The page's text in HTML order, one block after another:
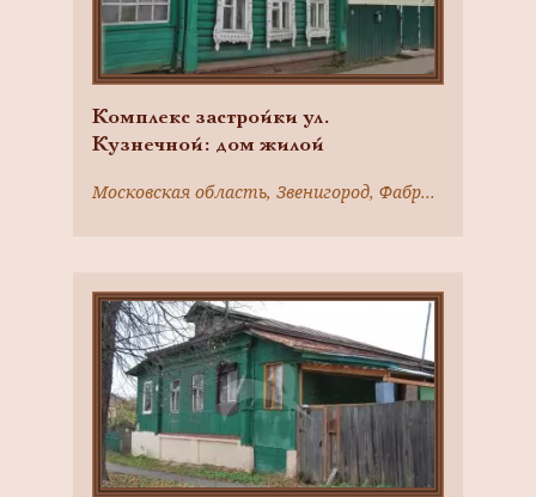
Комплекс застройки ул.
Кузнечной: дом жилой
Московская область, Звенигород, Фабричного ул., 14